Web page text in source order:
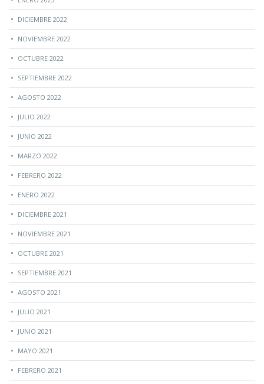
DICIEMBRE 2022
NOVIEMBRE 2022
OCTUBRE 2022
SEPTIEMBRE 2022
AGOSTO 2022
JULIO 2022
JUNIO 2022
MARZO 2022
FEBRERO 2022
ENERO 2022
DICIEMBRE 2021
NOVIEMBRE 2021
OCTUBRE 2021
SEPTIEMBRE 2021
AGOSTO 2021
JULIO 2021
JUNIO 2021
MAYO 2021
FEBRERO 2021